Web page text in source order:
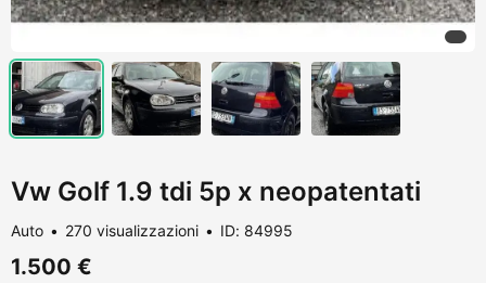
Vw Golf 1.9 tdi 5p x neopatentati
Auto 270 visualizzazioni ID: 84995
1.500 €